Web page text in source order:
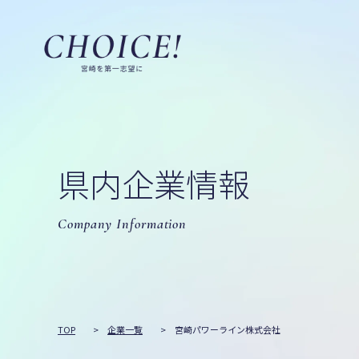
県内企業情報
Company Information
TOP > 企業一覧 > 宮崎パワーライン株式会社